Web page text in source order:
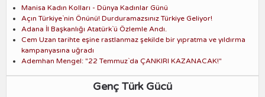
Manisa Kadın Kolları - Dünya Kadınlar Günü
Açın Türkiye`nin Önünü! Durduramazsınız Türkiye Geliyor!
Adana İl Başkanlığı Atatürk`ü Özlemle Andı.
Cem Uzan tarihte eşine rastlanmaz şekilde bir yıpratma ve yıldırma
kampanyasına uğradı
Ademhan Mengel: "22 Temmuz`da ÇANKIRI KAZANACAK!"
Genç Türk Gücü